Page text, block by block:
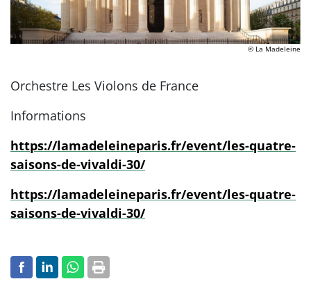
© La Madeleine
Orchestre Les Violons de France
Informations
https://lamadeleineparis.fr/event/les-quatre-
saisons-de-vivaldi-30/
https://lamadeleineparis.fr/event/les-quatre-
saisons-de-vivaldi-30/